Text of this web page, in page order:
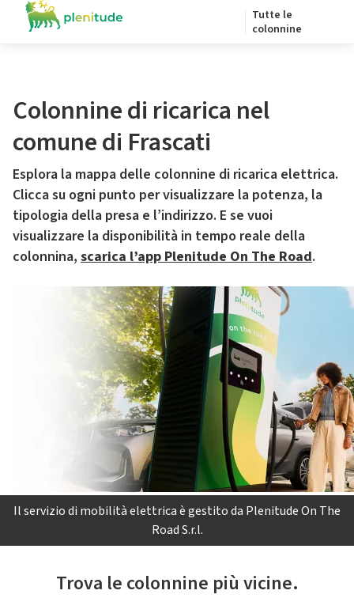
Tutte le
colonnine
Colonnine di ricarica nel
comune di Frascati
Esplora la mappa delle colonnine di ricarica elettrica.
Clicca su ogni punto per visualizzare la potenza, la
tipologia della presa e l’indirizzo. E se vuoi
visualizzare la disponibilità in tempo reale della
colonnina, scarica l’app Plenitude On The Road.
Il servizio di mobilità elettrica è gestito da Plenitude On The
Road S.r.l.
Trova le colonnine più vicine.